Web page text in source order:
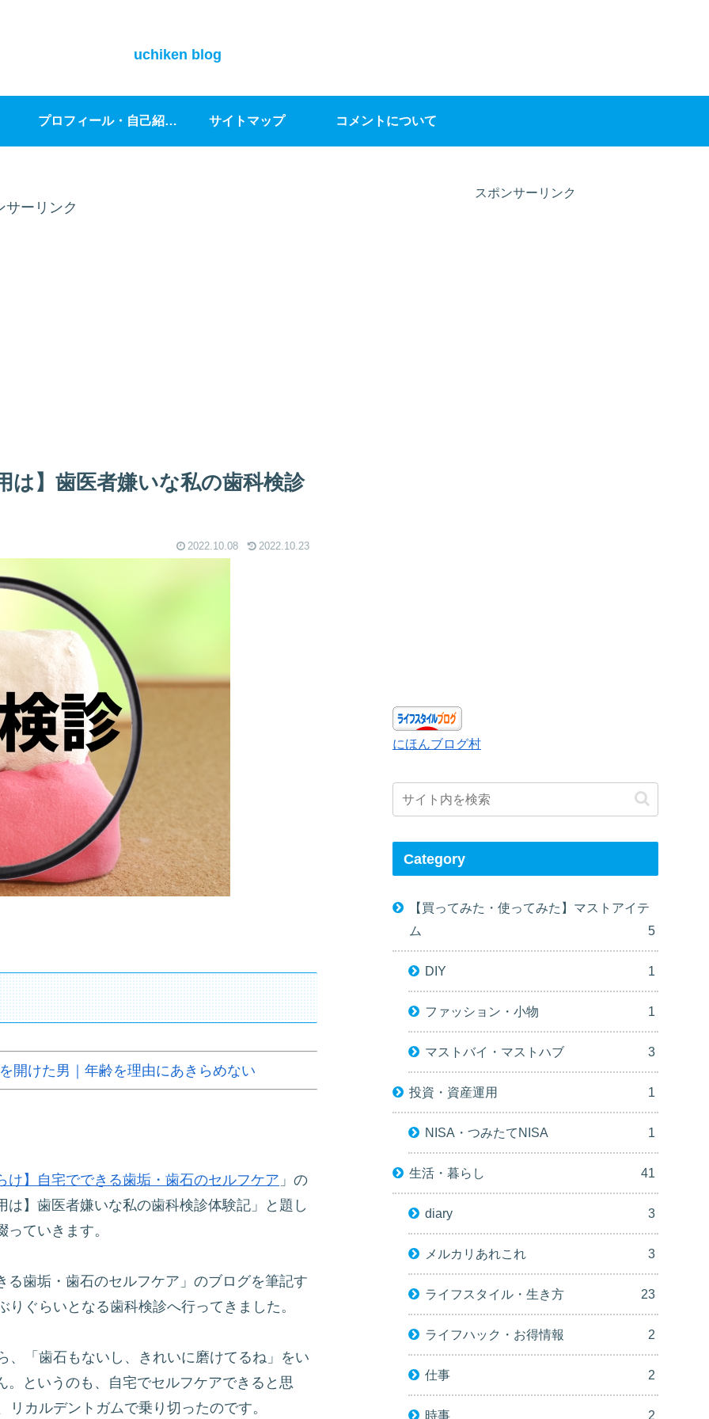
uchiken blog
プロフィール・自己紹介｜ブログへ綴る想い サイトマップ コメントについて
サーリンク
は】歯医者嫌いな私の歯科検診
2022.10.08 2022.10.23
開けた男｜年齢を理由にあきらめない
け】自宅でできる歯垢・歯石のセルフケア 」の
】歯医者嫌いな私の歯科検診体験記」と題し
ていきます。
歯垢・歯石のセルフケア」のブログを筆記す
ぐらいとなる歯科検診へ行ってきました。
、「歯石もないし、きれいに磨けてるね」をい
というのも、自宅でセルフケアできると思
カルデントガムで乗り切ったのです。
スポンサーリンク
にほんブログ村
Category
【買ってみた・使ってみた】マストアイテ
ム
5
DIY 1
ファッション・小物 1
マストバイ・マストハブ 3
投資・資産運用 1
NISA・つみたてNISA 1
生活・暮らし 41
diary 3
メルカリあれこれ 3
ライフスタイル・生き方 23
ライフハック・お得情報 2
仕事 2
時事 2